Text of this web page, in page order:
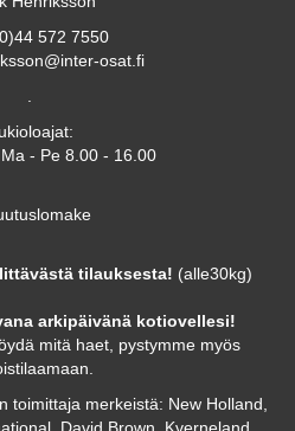
572 7550
osat.fi
- Pe 8.00 - 16.00
tilauksesta! (alle30kg)
arkipäivänä kotiovellesi!
mitä haet, pystymme myös
toimittaja merkeistä: New Holland,